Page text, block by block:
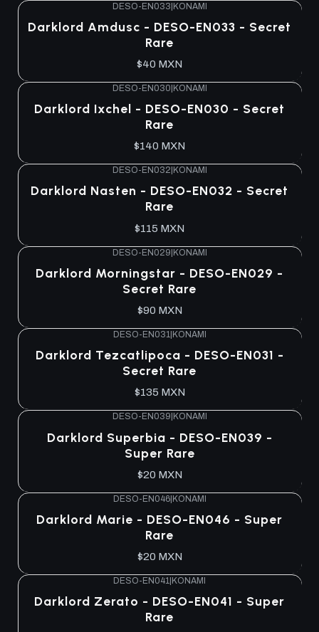
DESO-EN033|KONAMI
Darklord Amdusc - DESO-EN033 - Secret
Rare
$40 MXN
DESO-EN030|KONAMI
Darklord Ixchel - DESO-EN030 - Secret
Rare
$140 MXN
DESO-EN032 KONAMI
Darklord Nasten - DESO-EN032 - Secret
Rare
$115 MXN
DESO-EN029|KONAMI
Darklord Morningstar - DESO-EN029 -
Secret Rare
$90 MXN
DESO-EN031| KONAMI
Darklord Tezcatlipoca - DESO-EN031 -
Secret Rare
$135 MXN
DESO-EN039 KONAMI
Darklord Superbia - DESO-EN039 -
Super Rare
$20 MXN
DESO-EN046|KONAMI
Darklord Marie - DESO-EN046 - Super
Rare
$20 MXN
DESO-EN041 KONAMI
Darklord Zerato - DESO-EN041 - Super
Rare